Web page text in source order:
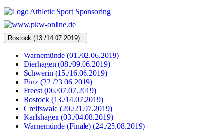
Warnemünde (01./02.06.2019)
Dierhagen (08./09.06.2019)
Schwerin (15./16.06.2019)
Binz (22./23.06.2019)
Freest (06./07.07.2019)
Rostock (13./14.07.2019)
Greifswald (20./21.07.2019)
Karlshagen (03./04.08.2019)
Warnemünde (Finale) (24./25.08.2019)